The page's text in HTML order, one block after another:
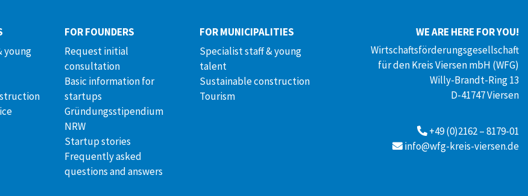
young
FOR FOUNDERS
Request initial
consultation
Basic information for
startups
Gründungsstipendium
NRW
Startup stories
Frequently asked
questions and answers
FOR MUNICIPALITIES
Specialist staff & young
talent
Sustainable construction
Tourism
WE ARE HERE FOR YOU!
Wirtschaftsförderungsgesellschaft
für den Kreis Viersen mbH (WFG)
Willy-Brandt-Ring 13
D-41747 Viersen
+49 (0)2162 – 8179-01
info@wfg-kreis-viersen.de